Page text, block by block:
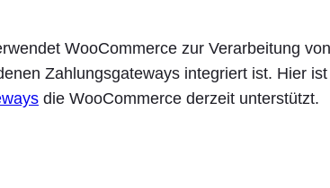
WooCommerce zur Verarbeitung
Zahlungsgateways integriert ist. Hier
die WooCommerce derzeit unterstützt.